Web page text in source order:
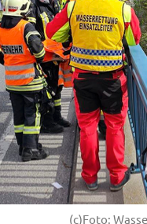
(c)Foto: